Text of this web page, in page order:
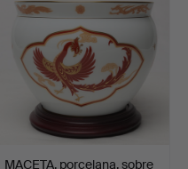
MACETA, porcelana, sobre